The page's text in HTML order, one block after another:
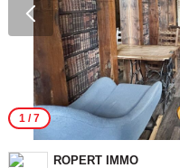
1/ 7
ROPERT IMMO